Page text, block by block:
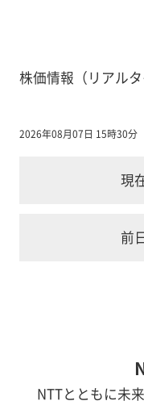
株価情報（リアルタ
2026年08月07日 15時30分
現
前
NTTとともに未